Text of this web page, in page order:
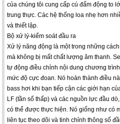
của chúng tôi cung cấp cú đấm động to
trung thực. Các hệ thống loa nhẹ hơn
và thiết lập.
Bộ xử lý-kiểm soát đầu ra
Xử lý năng động là một trong những
mà không bị mất chất lượng âm thanh.
tự động điều chỉnh nội dung chương
mức độ cực đoan. Nó hoàn thành điều
bass hơi khi bạn tiếp cận các giới hạn
LF (tần số thấp) và các nguồn lực đầu
có thể được thực hiện. Nó giống như có
liên tục theo dõi và tinh chỉnh thông số